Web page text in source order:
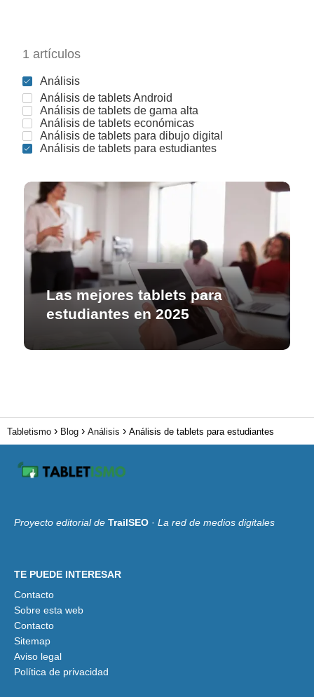
1 artículos
Análisis
Análisis de tablets Android
Análisis de tablets de gama alta
Análisis de tablets económicas
Análisis de tablets para dibujo digital
Análisis de tablets para estudiantes
Las mejores tablets para
estudiantes en 2025
Tabletismo Blog Análisis Análisis de tablets para estudiantes
Proyecto editorial de TrailSEO · La red de medios digitales
TE PUEDE INTERESAR
Contacto
Sobre esta web
Contacto
Sitemap
Aviso legal
Política de privacidad